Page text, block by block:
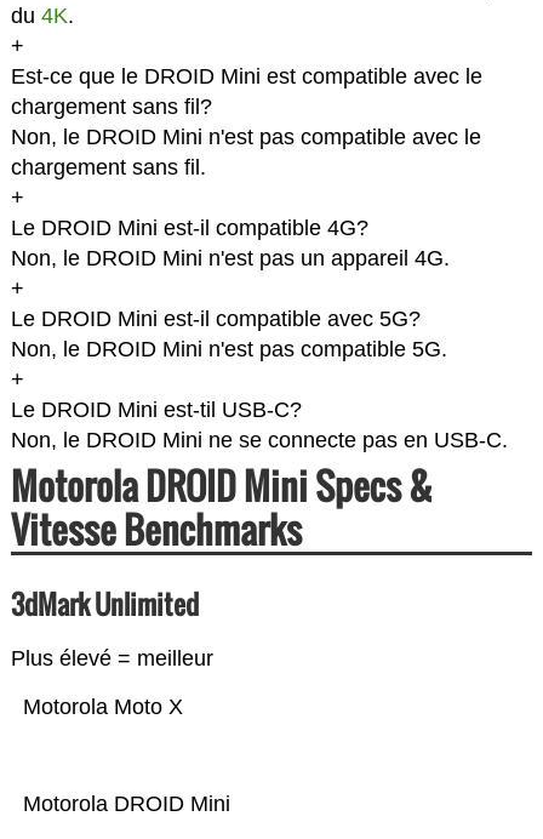
du 4K.
+
Est-ce que le DROID Mini est compatible avec le
chargement sans fil?
Non, le DROID Mini n'est pas compatible avec le
chargement sans fil.
+
Le DROID Mini est-il compatible 4G?
Non, le DROID Mini n'est pas un appareil 4G.
+
Le DROID Mini est-il compatible avec 5G?
Non, le DROID Mini n'est pas compatible 5G.
+
Le DROID Mini est-til USB-C?
Non, le DROID Mini ne se connecte pas en USB-C.
Motorola DROID Mini Specs &
Vitesse Benchmarks
3dMark Unlimited
Plus élevé = meilleur
Motorola DROID Mini
Motorola Moto X